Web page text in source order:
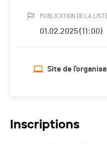
PUBLICATION DE LA
01.02.2025 (11:00)
Site de
Inscriptions